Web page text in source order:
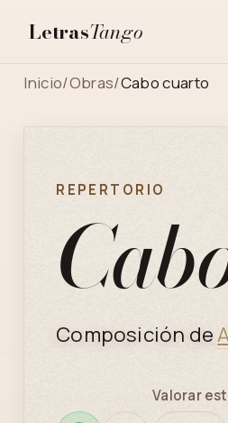
LetrasTango
Inicio/Obras/Cabo cuarto
REPERTORIO
Composición de
Valorar